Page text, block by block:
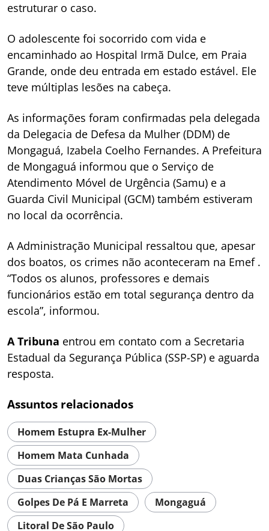
estruturar o caso.
O adolescente foi socorrido com vida e
encaminhado ao Hospital Irmã Dulce, em Praia
Grande, onde deu entrada em estado estável. Ele
teve múltiplas lesões na cabeça.
As informações foram confirmadas pela delegada
da Delegacia de Defesa da Mulher (DDM) de
Mongaguá, Izabela Coelho Fernandes. A Prefeitura
de Mongaguá informou que o Serviço de
Atendimento Móvel de Urgência (Samu) e a
Guarda Civil Municipal (GCM) também estiveram
no local da ocorrência.
A Administração Municipal ressaltou que, apesar
dos boatos, os crimes não aconteceram na Emef .
“Todos os alunos, professores e demais
funcionários estão em total segurança dentro da
escola”, informou.
A Tribuna entrou em contato com a Secretaria
Estadual da Segurança Pública (SSP-SP) e aguarda
resposta.
Assuntos relacionados
Homem Estupra Ex-Mulher
Homem Mata Cunhada
Duas Crianças São Mortas
Golpes De Pá E Marreta
Mongaguá
Litoral De São Paulo